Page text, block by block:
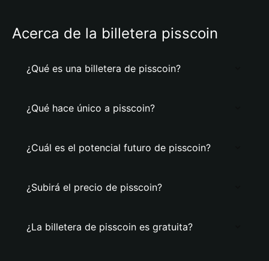
Acerca de la billetera pisscoin
¿Qué es una billetera de pisscoin?
¿Qué hace único a pisscoin?
¿Cuál es el potencial futuro de pisscoin?
¿Subirá el precio de pisscoin?
¿La billetera de pisscoin es gratuita?